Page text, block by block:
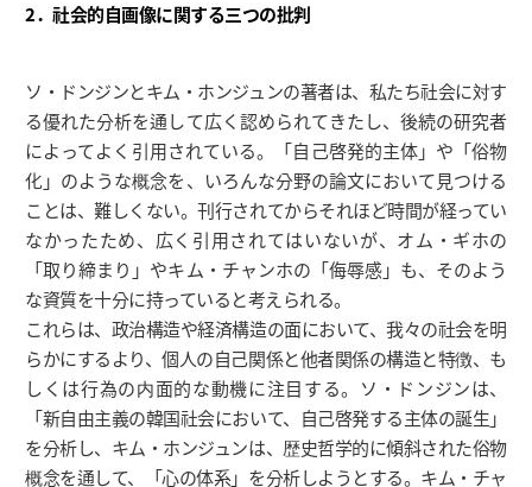
2．社会的自画像に関する三つの批判
ソ・ドンジンとキム・ホンジュンの著者は、私たち社会に対す
る優れた分析を通して広く認められてきたし、後続の研究者
によってよく引用されている。「自己啓発的主体」や「俗物
化」のような概念を、いろんな分野の論文において見つける
ことは、難しくない。刊行されてからそれほど時間が経ってい
なかったため、広く引用されてはいないが、オム・ギホの
「取り締まり」やキム・チャンホの「侮辱感」も、そのよう
な資質を十分に持っていると考えられる。
これらは、政治構造や経済構造の面において、我々の社会を明
らかにするより、個人の自己関係と他者関係の構造と特徴、も
しくは行為の内面的な動機に注目する。ソ・ドンジンは、
「新自由主義の韓国社会において、自己啓発する主体の誕生」
を分析し、キム・ホンジュンは、歴史哲学的に傾斜された俗物
概念を通して、「心の体系」を分析しようとする。キム・チャ